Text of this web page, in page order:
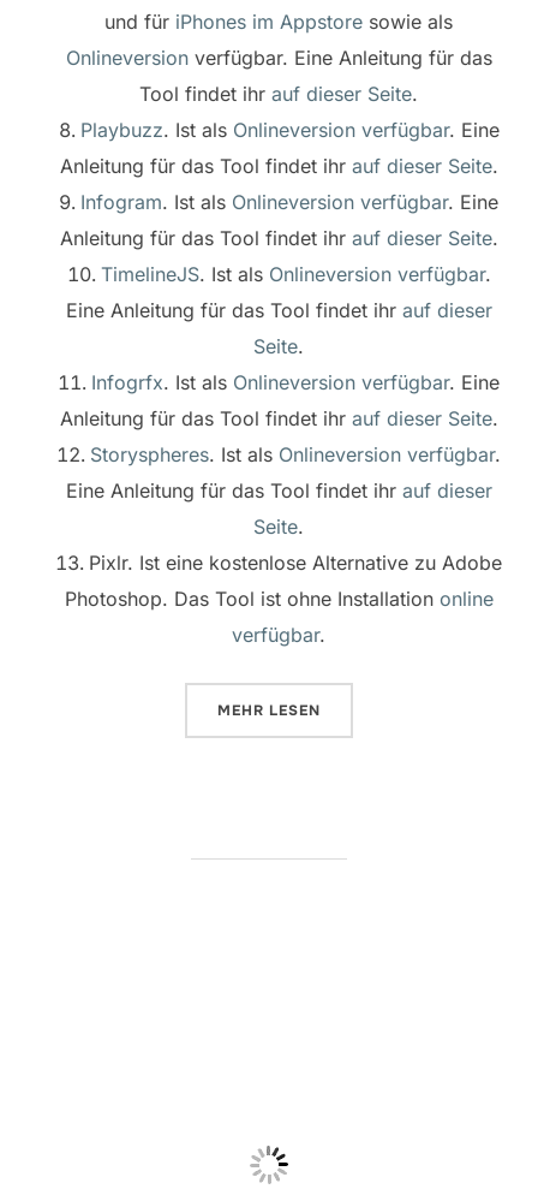
und für iPhones im Appstore sowie als
Onlineversionverfügbar. Eine Anleitung für das
Tool findet ihr auf dieser Seite.
Playbuzz. Ist als Onlineversion verfügbar. Eine
Anleitung für das Tool findet ihr auf dieser Seite.
Infogram. Ist als Onlineversion verfügbar. Eine
Anleitung für das Tool findet ihr auf dieser Seite.
TimelineJS. Ist als Onlineversion verfügbar.
Eine Anleitung für das Tool findet ihr auf dieser
Seite.
Infogrfx. Ist als Onlineversion verfügbar. Eine
Anleitung für das Tool findet ihr auf dieser Seite.
Storyspheres. Ist als Onlineversion verfügbar.
Eine Anleitung für das Tool findet ihr auf dieser
Seite.
Pixlr. Ist eine kostenlose Alternative zu Adobe
Photoshop. Das Tool ist ohne Installation online
verfügbar.
MEHR ÜBER „HERZLICH WILLKOMMEN
LESEN